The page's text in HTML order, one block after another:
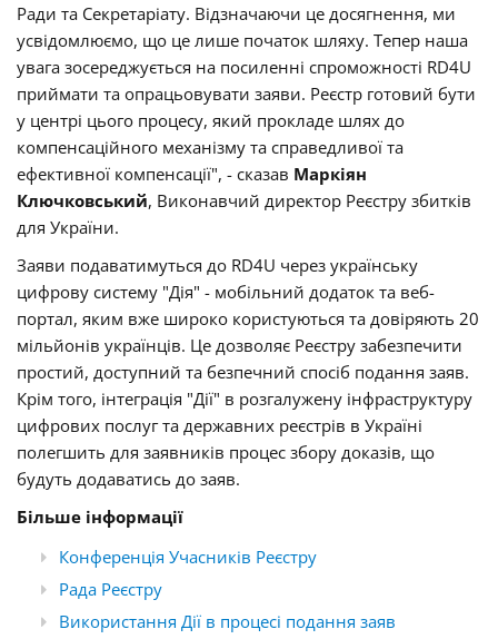
Ради та Секретаріату. Відзначаючи це досягнення, ми
усвідомлюємо, що це лише початок шляху. Тепер наша
увага зосереджується на посиленні спроможності RD4U
приймати та опрацьовувати заяви. Реєстр готовий бути
у центрі цього процесу, який прокладе шлях до
компенсаційного механізму та справедливої та
ефективної компенсації", - сказав Маркіян
Ключковський, Виконавчий директор Реєстру збитків
для України.
Заяви подаватимуться до RD4U через українську
цифрову систему "Дія" - мобільний додаток та веб-
портал, яким вже широко користуються та довіряють 20
мільйонів українців. Це дозволяє Реєстру забезпечити
простий, доступний та безпечний спосіб подання заяв.
Крім того, інтеграція "Дії" в розгалужену інфраструктуру
цифрових послуг та державних реєстрів в Україні
полегшить для заявників процес збору доказів, що
будуть додаватись до заяв.
Більше інформації
Конференція Учасників Реєстру
Рада Реєстру
Використання Дії в процесі подання заяв